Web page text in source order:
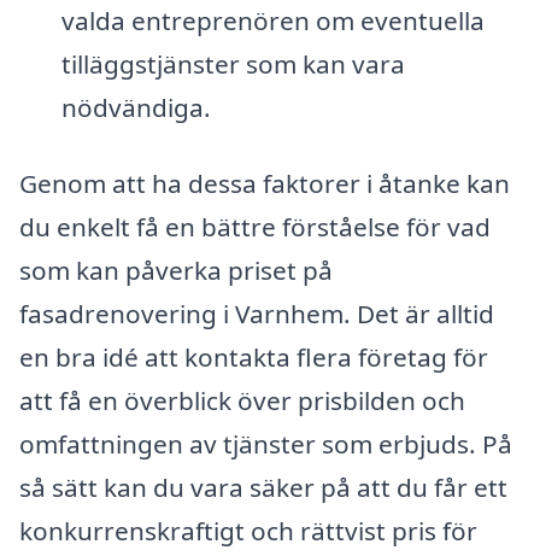
valda entreprenören om eventuella
tilläggstjänster som kan vara
nödvändiga.
Genom att ha dessa faktorer i åtanke kan
du enkelt få en bättre förståelse för vad
som kan påverka priset på
fasadrenovering i Varnhem. Det är alltid
en bra idé att kontakta flera företag för
att få en överblick över prisbilden och
omfattningen av tjänster som erbjuds. På
så sätt kan du vara säker på att du får ett
konkurrenskraftigt och rättvist pris för